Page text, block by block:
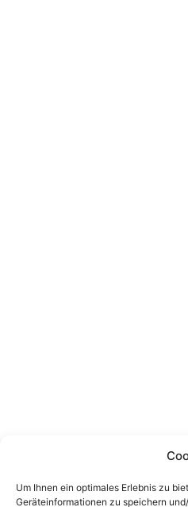
Um Ihnen ein optimales Erlebnis zu
Geräteinformationen zu speichern